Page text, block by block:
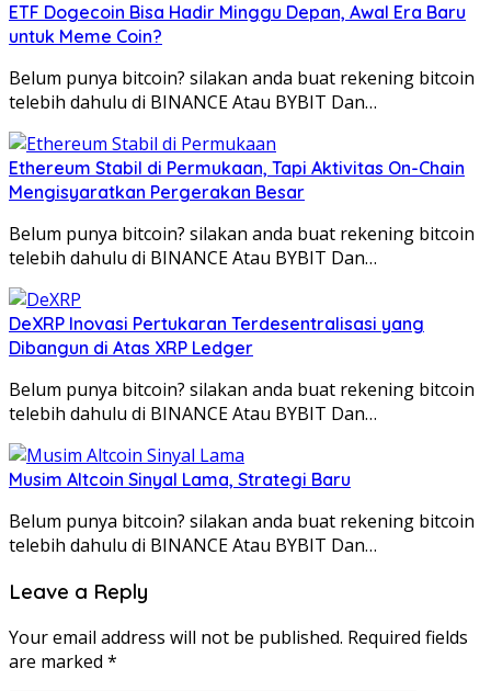
ETF Dogecoin Bisa Hadir Minggu Depan, Awal Era Baru
untuk Meme Coin?
Belum punya bitcoin? silakan anda buat rekening bitcoin
telebih dahulu di BINANCE Atau BYBIT Dan…
Ethereum Stabil di Permukaan, Tapi Aktivitas On-Chain
Mengisyaratkan Pergerakan Besar
Belum punya bitcoin? silakan anda buat rekening bitcoin
telebih dahulu di BINANCE Atau BYBIT Dan…
DeXRP Inovasi Pertukaran Terdesentralisasi yang
Dibangun di Atas XRP Ledger
Belum punya bitcoin? silakan anda buat rekening bitcoin
telebih dahulu di BINANCE Atau BYBIT Dan…
Musim Altcoin Sinyal Lama, Strategi Baru
Belum punya bitcoin? silakan anda buat rekening bitcoin
telebih dahulu di BINANCE Atau BYBIT Dan…
Leave a Reply
Your email address will not be published. Required fields
are marked *